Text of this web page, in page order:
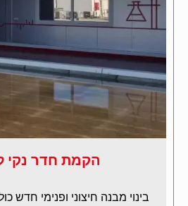
הקמת חדר נקי
בינוי מבנה חיצוני ופנימי חדש